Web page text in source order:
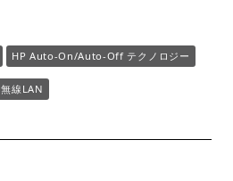
HP Auto-On/Auto-Off テクノロジー
無線LAN